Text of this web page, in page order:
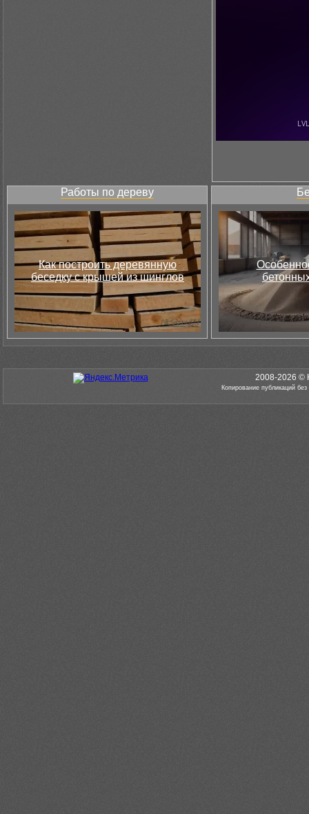
Работы по дереву
Как построить деревянную
беседку с крышей из шинглов
2008-2026 ©
Копирование публикаций